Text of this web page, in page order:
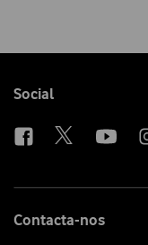
Follow
Social
Contacta-nos